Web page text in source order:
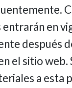
en
después
el sitio web.
a esta